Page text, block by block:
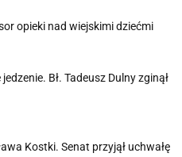
opieki nad wiejskimi dziećmi
Bł. Tadeusz Dulny zginął
Kostki. Senat przyjął uchwałę